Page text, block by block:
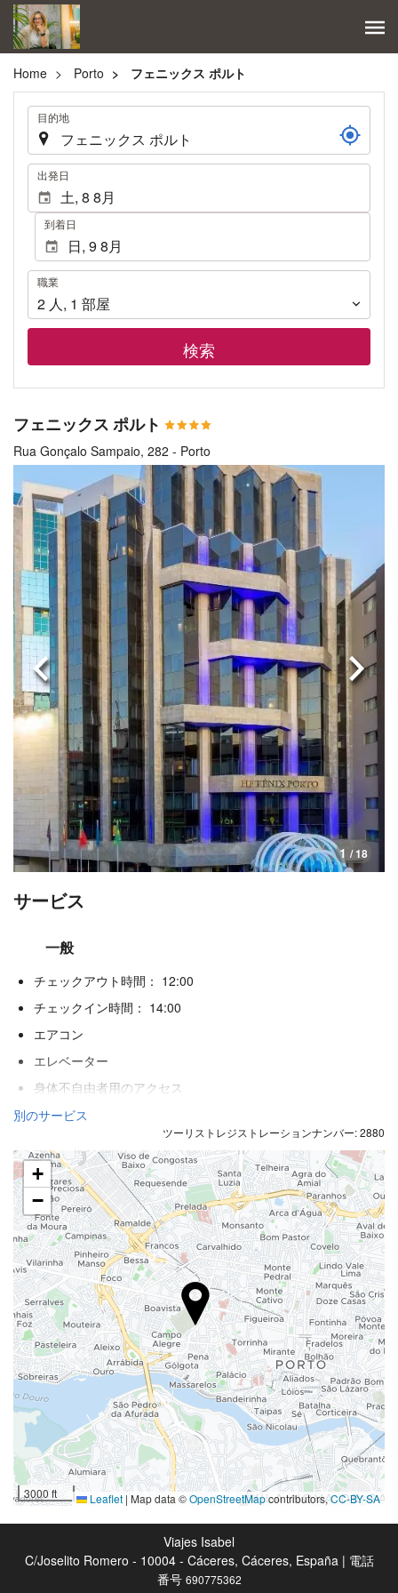
Home Porto フェニックス ポルト
. 目的地
. 出発日
到着日
職
業
職業
2 人, 1 部屋
検索
フェニックス ポルト
Rua Gonçalo Sampaio, 282 - Porto
1 / 18
前へ 次へ
サービス
一般
チェックアウト時間： 12:00
チェックイン時間： 14:00
エアコン
エレベーター
身体不自由者用のアクセス
禁煙ルーム
防音済み客室
ペット不可
飲食
レストラン
バー
ルームサービス
朝食ルームサービス
自販機（ドリンク類）
レセプションサービス
24時間対応フロント
荷物預かり
金庫
別のサービス
ツーリストレジストレーションナンバー: 2880
+
−
3000 ft Leaflet | Map data ©OpenStreetMapcontributors,CC-BY-SA
Viajes Isabel
C/Joselito Romero - 10004 - Cáceres, Cáceres, España | 電話
番号 690775362